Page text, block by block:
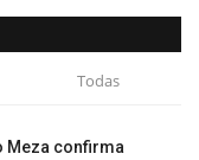
Todas
Meza confirma